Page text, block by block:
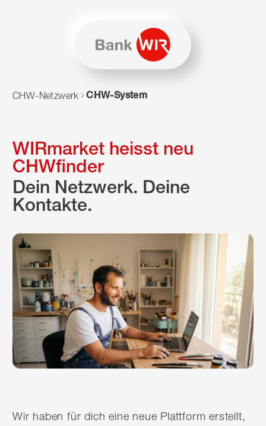
Zum Navigieren dieser Seite wird JavaScript benötigt.
CHW-Netzwerk CHW-System
WIRmarket heisst neu
CHWfinder
Dein Netzwerk. Deine
Kontakte.
Wir haben für dich eine neue Plattform erstellt,